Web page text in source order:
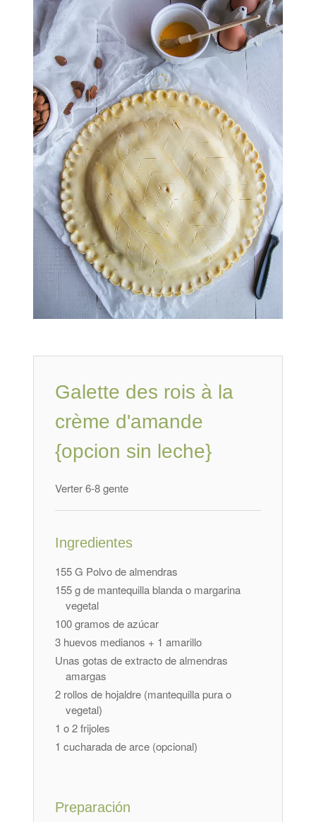
Galette des rois à la
crème d'amande
{opcion sin leche}
Verter 6-8 gente
Ingredientes
155 G Polvo de almendras
155 g de mantequilla blanda o margarina
vegetal
100 gramos de azúcar
3 huevos medianos + 1 amarillo
Unas gotas de extracto de almendras
amargas
2 rollos de hojaldre (mantequilla pura o
vegetal)
1 o 2 frijoles
1 cucharada de arce (opcional)
Preparación